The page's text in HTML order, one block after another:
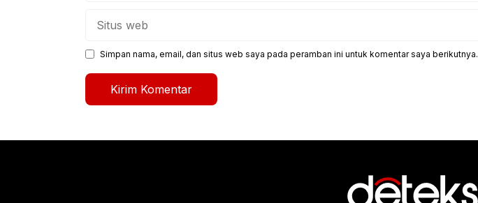
Simpan nama, email, dan situs web saya pada peramban ini untuk komentar saya berikutnya.